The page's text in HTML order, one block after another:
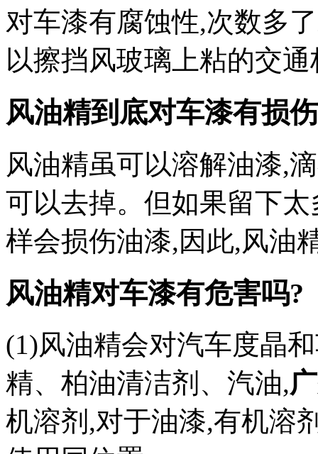
对车漆有腐蚀性,次数多
以擦挡风玻璃上粘的交
风油精到底对车漆有损
风油精虽可以溶解油漆,
可以去掉。但如果留下
样会损伤油漆,因此,风油
风油精对车漆有危害吗?
(1)风油精会对汽车度晶
精、柏油清洁剂、汽油,
机溶剂,对于油漆,有机溶